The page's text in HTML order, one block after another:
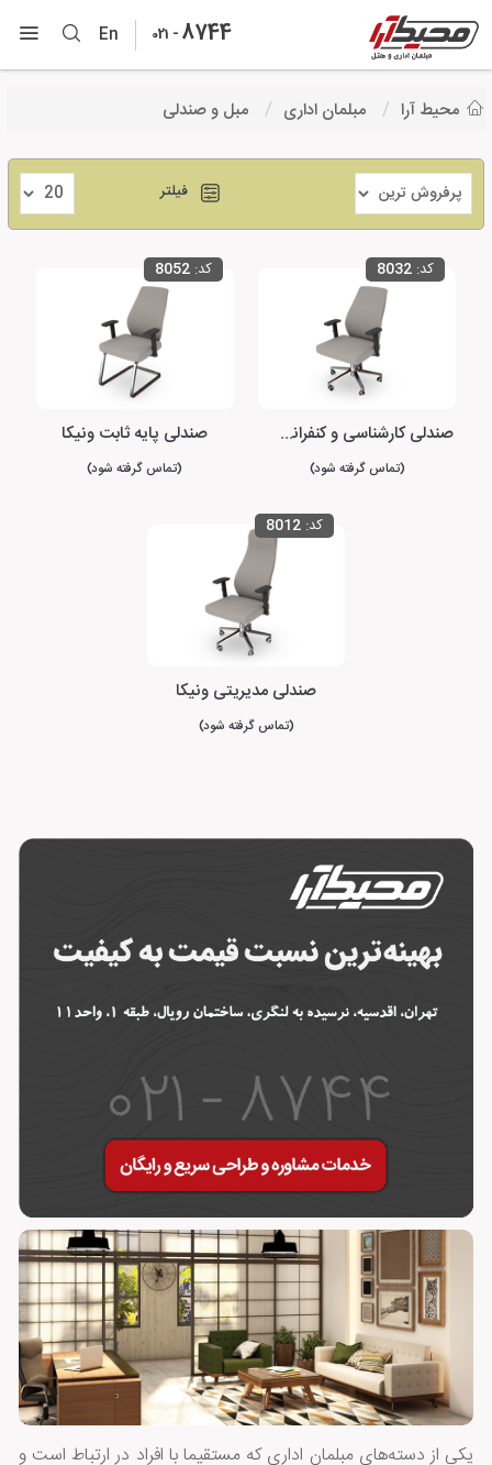
En 021 -8744
محیط آرا مبلمان اداری مبل و صندلی
فیلتر
کد: 8032
صندلی کارشناسی و کنفرانس ونیکا
(تماس گرفته شود)
کد: 8052
صندلی پایه ثابت ونیکا
(تماس گرفته شود)
کد: 8012
صندلی مدیریتی ونیکا
(تماس گرفته شود)
یکی از دسته‌های مبلمان اداری که مستقیما با افراد در ارتباط است و